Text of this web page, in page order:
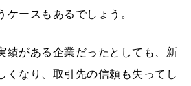
ケースもあるでしょう。
績がある企業だったとしても、新
くなり、取引先の信頼も失ってし